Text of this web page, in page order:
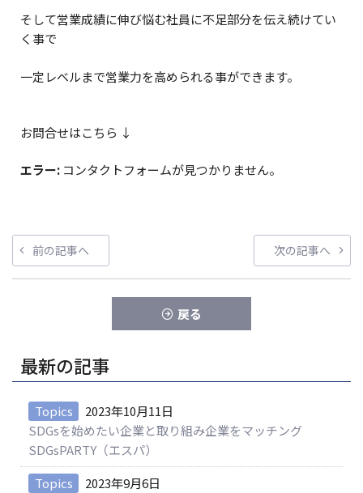
そして営業成績に伸び悩む社員に不足部分を伝え続けてい
く事で
一定レベルまで営業力を高められる事ができます。
お問合せはこちら ↓
エラー: コンタクトフォームが見つかりません。
投
稿
ナ
ー
シ
ョ
ン
前
の
投
前の記事へ
の
投
次の記事へ
戻る
最新の記事
Topics
2023年10月11日
SDGsを始めたい企業と取り組み企業をマッチング
SDGsPARTY（エスパ）
Topics
2023年9月6日